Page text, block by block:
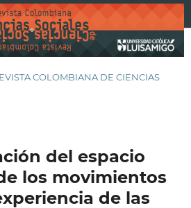
COLOMBIANA DE CIENCIAS
del espacio
los movimientos
de las